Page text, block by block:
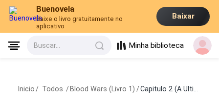
Buenovela
Baixe o livro gratuitamente no
aplicativo
Baixar
Buscar... Minha biblioteca
Inicio / Todos / Blood Wars (Livro 1) /Capitulo 2 (A Ultima Noite de Paz Part.5)